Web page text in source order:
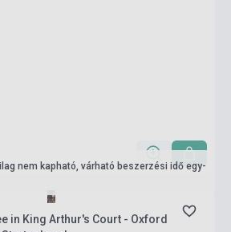
nem kapható, várható beszerzési idő egy-
in King Arthur's Court - Oxford